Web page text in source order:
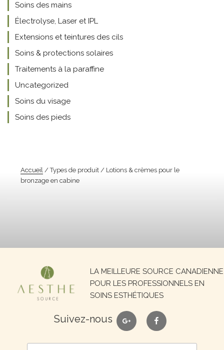
Accueil / Types de produit / Lotions & crèmes pour le
bronzage en cabine
Soins des mains
Électrolyse, Laser et IPL
Extensions et teintures des cils
Soins & protections solaires
Traitements à la paraffine
Uncategorized
Soins du visage
Soins des pieds
LA MEILLEURE SOURCE CANADIENNE
POUR LES PROFESSIONNELS EN
SOINS ESTHÉTIQUES
Suivez-nous google facebook
Recherche
pour :